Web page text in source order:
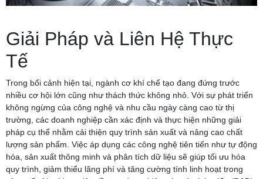
Giải Pháp và Liên Hệ Thực
Tế
Trong bối cảnh hiện tại, ngành cơ khí chế tạo đang đứng trước
nhiều cơ hội lớn cũng như thách thức không nhỏ. Với sự phát triển
không ngừng của công nghệ và nhu cầu ngày càng cao từ thị
trường, các doanh nghiệp cần xác định và thực hiện những giải
pháp cụ thể nhằm cải thiện quy trình sản xuất và nâng cao chất
lượng sản phẩm. Việc áp dụng các công nghệ tiên tiến như tự động
hóa, sản xuất thông minh và phân tích dữ liệu sẽ giúp tối ưu hóa
quy trình, giảm thiểu lãng phí và tăng cường tính linh hoạt trong